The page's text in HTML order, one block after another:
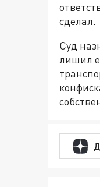
сделал.
Суд
лишил